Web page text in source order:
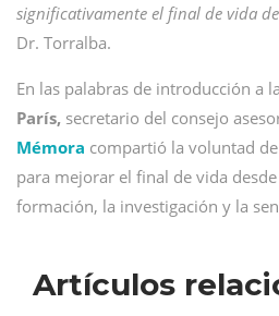
significativamente el final de vida
Dr. Torralba.
En las palabras de introducción a
París, secretario del consejo
Mémora compartió la voluntad
para mejorar el final de vida
formación, la investigación y la
Artículos